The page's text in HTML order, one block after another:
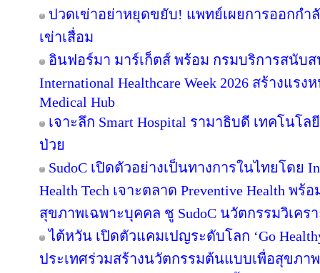
ปวดเข่าอย่าหยุดขยับ! แพทย์เผยการออกกำ
เข่าเสื่อม
อินฟอร์มา มาร์เก็ตส์ พร้อม กรมบริการสนับ
International Healthcare Week 2026 สร้างแ
Medical Hub
เจาะลึก Smart Hospital รามาธิบดี เทคโนโ
ป่วย
SudoC เปิดตัวอย่างเป็นทางการในไทยโดย
Health Tech เจาะตลาด Preventive Health พ
สุขภาพเฉพาะบุคคล ชู SudoC นวัตกรรมวิเค
ไต้หวัน เปิดตัวแคมเปญระดับโลก ‘Go
ประเทศร่วมสร้างนวัตกรรมต้นแบบเพื่อสุขภา